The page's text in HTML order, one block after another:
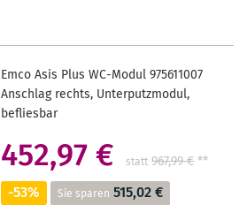
Emco Asis Plus WC-Modul 975611007
Anschlag rechts, Unterputzmodul,
befliesbar
452,97 € statt 967,99 €**
-53% Sie sparen 515,02 €